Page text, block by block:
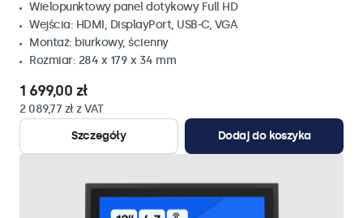
Wielopunktowy panel dotykowy Full HD
Wejścia: HDMI, DisplayPort, USB-C, VGA
Montaż: biurkowy, ścienny
Rozmiar: 284 x 179 x 34 mm
1 699,00 zł
2 089,77 zł z VAT
Szczegóły
Dodaj do koszyka